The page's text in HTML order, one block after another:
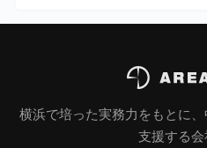
横浜で培った実務力をもとに
支援する会